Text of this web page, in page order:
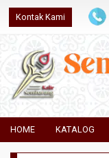
Kontak Kami
HOME KATALOG